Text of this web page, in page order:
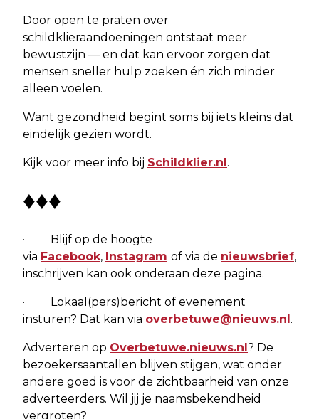
Door open te praten over
schildklieraandoeningen ontstaat meer
bewustzijn — en dat kan ervoor zorgen dat
mensen sneller hulp zoeken én zich minder
alleen voelen.
Want gezondheid begint soms bij iets kleins dat
eindelijk gezien wordt.
Kijk voor meer info bij Schildklier.nl .
♦♦♦
· Blijf op de hoogte
via Facebook, Instagram of via de nieuwsbrief,
inschrijven kan ook onderaan deze pagina.
· Lokaal(pers)bericht of evenement
insturen? Dat kan via overbetuwe@nieuws.nl .
Adverteren op Overbetuwe.nieuws.nl ? De
bezoekersaantallen blijven stijgen, wat onder
andere goed is voor de zichtbaarheid van onze
adverteerders. Wil jij je naamsbekendheid
vergroten?